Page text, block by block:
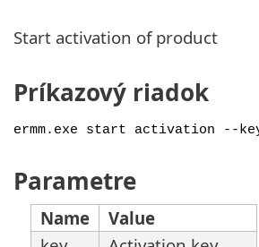
Start activation of product
Príkazový riadok
ermm.exe start activation
Parametre
Name
Value